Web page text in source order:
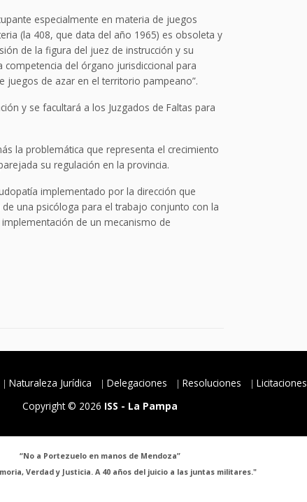
especialmente en materia de juegos
(la 408, que data del año 1965) es obsoleta y
de la figura del juez de instrucción y su
del órgano jurisdiccional para
juegos de azar en el territorio pampeano”.
y se facultará a los Juzgados de Faltas para
la problemática que representa el crecimiento
su regulación en la provincia.
implementado por la dirección que
una psicóloga para el trabajo conjunto con la
de un mecanismo de
Naturaleza Jurídica Delegaciones Resoluciones Licitaciones
Copyright © 2026 ISS - La Pampa
“No a Portezuelo en manos de Mendoza”
Verdad y Justicia. A 40 años del juicio a las juntas militares."